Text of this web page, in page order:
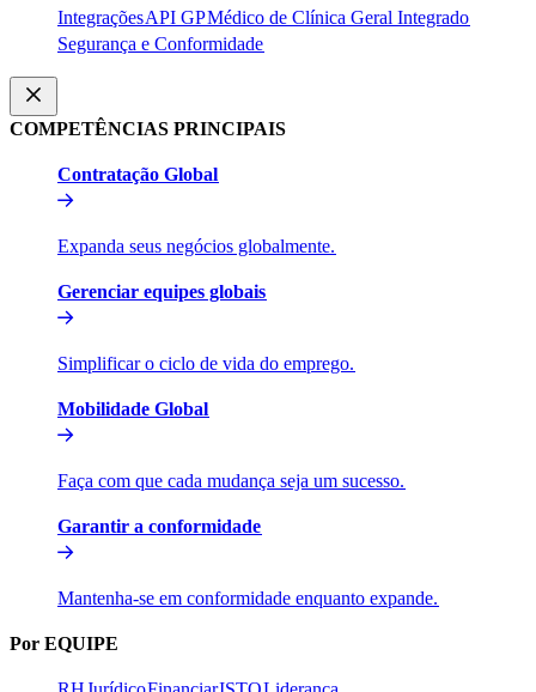
Integrações​​API GP​​Médico de Clínica Geral Integrado​​
Segurança e Conformidade​​
COMPETÊNCIAS PRINCIPAIS​​
Contratação Global​​
Expanda seus negócios globalmente.​​
Gerenciar equipes globais​​
Simplificar o ciclo de vida do emprego.​​
Mobilidade Global​​
Faça com que cada mudança seja um sucesso.​​
Garantir a conformidade​​
Mantenha-se em conformidade enquanto expande.​​
Por EQUIPE​​